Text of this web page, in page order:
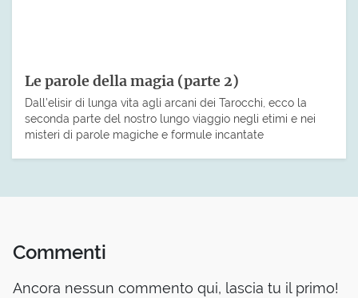
Le parole della magia (parte 2)
Dall’elisir di lunga vita agli arcani dei Tarocchi, ecco la
seconda parte del nostro lungo viaggio negli etimi e nei
misteri di parole magiche e formule incantate
Commenti
Ancora nessun commento qui, lascia tu il primo!